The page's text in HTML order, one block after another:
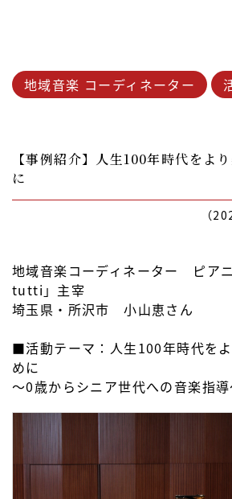
地域音楽 コーディネーター
【事例紹介】人生100年時代をよ
に
（
地域音楽コーディネーター ピア
tutti」主宰
埼玉県・所沢市 小山恵さん
■活動テーマ：人生100年時代を
めに
～0歳からシニア世代への音楽指導